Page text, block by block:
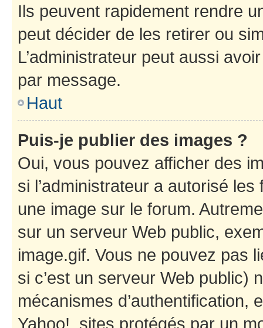
Ils peuvent rapidement rendre
peut décider de les retirer ou
L’administrateur peut aussi
par message.
Haut
Puis-je publier des images ?
Oui, vous pouvez afficher des
si l’administrateur a autorisé
une image sur le forum.
sur un serveur Web public,
image.gif. Vous ne pouvez pas
si c’est un serveur Web public)
mécanismes d’authentification,
Yahoo!, sites protégés par un